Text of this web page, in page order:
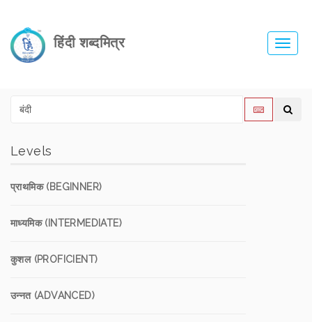
हिंदी शब्दमित्र
Levels
प्राथमिक (BEGINNER)
माध्यमिक (INTERMEDIATE)
कुशल (PROFICIENT)
उन्नत (ADVANCED)